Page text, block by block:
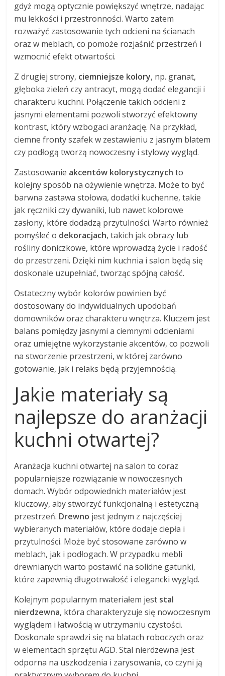
gdyż mogą optycznie powiększyć wnętrze, nadając
mu lekkości i przestronności. Warto zatem
rozważyć zastosowanie tych odcieni na ścianach
oraz w meblach, co pomoże rozjaśnić przestrzeń i
wzmocnić efekt otwartości.
Z drugiej strony, ciemniejsze kolory, np. granat,
głęboka zieleń czy antracyt, mogą dodać elegancji i
charakteru kuchni. Połączenie takich odcieni z
jasnymi elementami pozwoli stworzyć efektowny
kontrast, który wzbogaci aranżację. Na przykład,
ciemne fronty szafek w zestawieniu z jasnym blatem
czy podłogą tworzą nowoczesny i stylowy wygląd.
Zastosowanie akcentów kolorystycznych to
kolejny sposób na ożywienie wnętrza. Może to być
barwna zastawa stołowa, dodatki kuchenne, takie
jak ręczniki czy dywaniki, lub nawet kolorowe
zasłony, które dodadzą przytulności. Warto również
pomyśleć o dekoracjach, takich jak obrazy lub
rośliny doniczkowe, które wprowadzą życie i radość
do przestrzeni. Dzięki nim kuchnia i salon będą się
doskonale uzupełniać, tworząc spójną całość.
Ostateczny wybór kolorów powinien być
dostosowany do indywidualnych upodobań
domowników oraz charakteru wnętrza. Kluczem jest
balans pomiędzy jasnymi a ciemnymi odcieniami
oraz umiejętne wykorzystanie akcentów, co pozwoli
na stworzenie przestrzeni, w której zarówno
gotowanie, jak i relaks będą przyjemnością.
Jakie materiały są
najlepsze do aranżacji
kuchni otwartej?
Aranżacja kuchni otwartej na salon to coraz
popularniejsze rozwiązanie w nowoczesnych
domach. Wybór odpowiednich materiałów jest
kluczowy, aby stworzyć funkcjonalną i estetyczną
przestrzeń. Drewno jest jednym z najczęściej
wybieranych materiałów, które dodaje ciepła i
przytulności. Może być stosowane zarówno w
meblach, jak i podłogach. W przypadku mebli
drewnianych warto postawić na solidne gatunki,
które zapewnią długotrwałość i elegancki wygląd.
Kolejnym popularnym materiałem jest stal
nierdzewna, która charakteryzuje się nowoczesnym
wyglądem i łatwością w utrzymaniu czystości.
Doskonale sprawdzi się na blatach roboczych oraz
w elementach sprzętu AGD. Stal nierdzewna jest
odporna na uszkodzenia i zarysowania, co czyni ją